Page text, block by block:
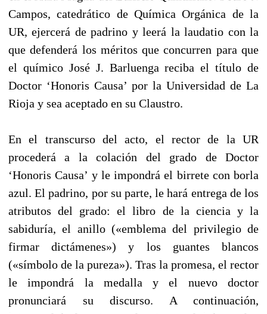
Campos, catedrático de Química Orgánica de la
UR, ejercerá de padrino y leerá la laudatio con la
que defenderá los méritos que concurren para que
el químico José J. Barluenga reciba el título de
Doctor ‘Honoris Causa’ por la Universidad de La
Rioja y sea aceptado en su Claustro.
En el transcurso del acto, el rector de la UR
procederá a la colación del grado de Doctor
‘Honoris Causa’ y le impondrá el birrete con borla
azul. El padrino, por su parte, le hará entrega de los
atributos del grado: el libro de la ciencia y la
sabiduría, el anillo («emblema del privilegio de
firmar dictámenes») y los guantes blancos
(«símbolo de la pureza»). Tras la promesa, el rector
le impondrá la medalla y el nuevo doctor
pronunciará su discurso. A continuación,